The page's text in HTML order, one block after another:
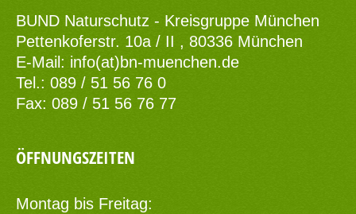
BUND Naturschutz - Kreisgruppe München
Pettenkoferstr. 10a / II , 80336 München
E-Mail: info(at)bn-muenchen.de
Tel.: 089 / 51 56 76 0
Fax: 089 / 51 56 76 77
ÖFFNUNGSZEITEN
Montag bis Freitag: